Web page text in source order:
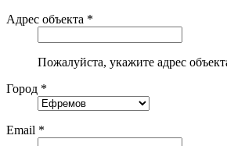
Адрес объекта *
Пожалуйста, укажите адрес
Город *
Email *